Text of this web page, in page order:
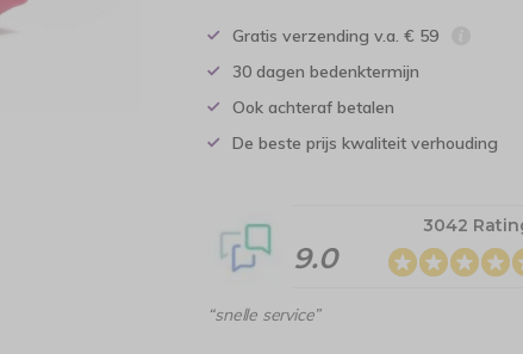
Gratis verzending v.a. € 59
30 dagen bedenktermijn
Ook achteraf betalen
De beste prijs kwaliteit verhouding
9.0
3042
“snelle service”